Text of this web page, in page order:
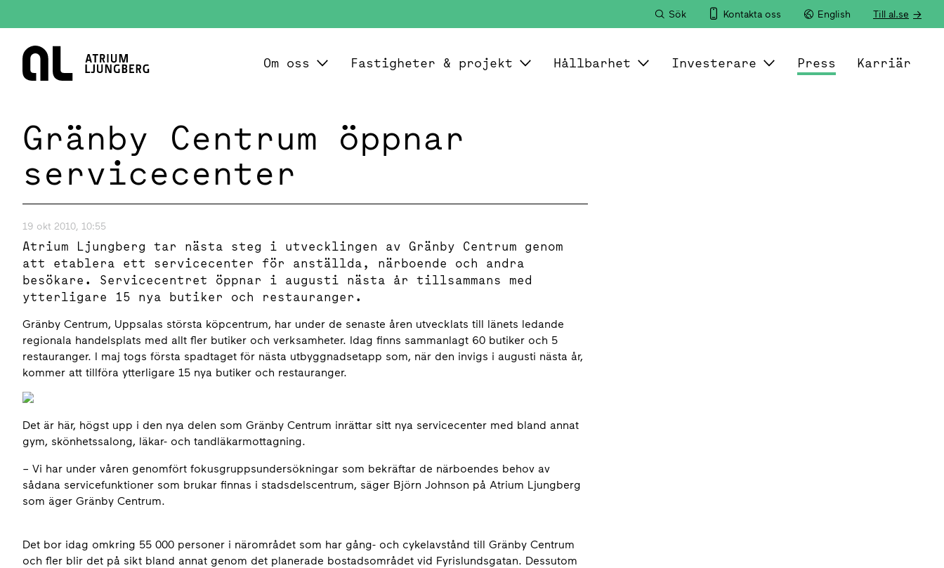
Sök Kontakta oss English Till al.se
Hem
Om oss Fastigheter & projekt Hållbarhet Investerare Press Karriär
Gränby Centrum öppnar
servicecenter
19 okt 2010, 10:55
Atrium Ljungberg tar nästa steg i utvecklingen av Gränby Centrum genom
att etablera ett servicecenter för anställda, närboende och andra
besökare. Servicecentret öppnar i augusti nästa år tillsammans med
ytterligare 15 nya butiker och restauranger.
Gränby Centrum, Uppsalas största köpcentrum, har under de senaste åren utvecklats till länets ledande
regionala handelsplats med allt fler butiker och verksamheter. Idag finns sammanlagt 60 butiker och 5
restauranger. I maj togs första spadtaget för nästa utbyggnadsetapp som, när den invigs i augusti nästa år,
kommer att tillföra ytterligare 15 nya butiker och restauranger.
Det är här, högst upp i den nya delen som Gränby Centrum inrättar sitt nya servicecenter med bland annat
gym, skönhetssalong, läkar- och tandläkarmottagning.
– Vi har under våren genomfört fokusgruppsundersökningar som bekräftar de närboendes behov av
sådana servicefunktioner som brukar finnas i stadsdelscentrum, säger Björn Johnson på Atrium Ljungberg
som äger Gränby Centrum.
Det bor idag omkring 55 000 personer i närområdet som har gång- och cykelavstånd till Gränby Centrum
och fler blir det på sikt bland annat genom det planerade bostadsområdet vid Fyrislundsgatan. Dessutom